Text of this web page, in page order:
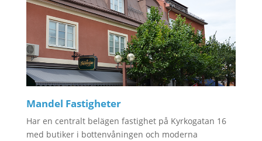
Mandel Fastigheter
Har en centralt belägen fastighet på Kyrkogatan 16
med butiker i bottenvåningen och moderna